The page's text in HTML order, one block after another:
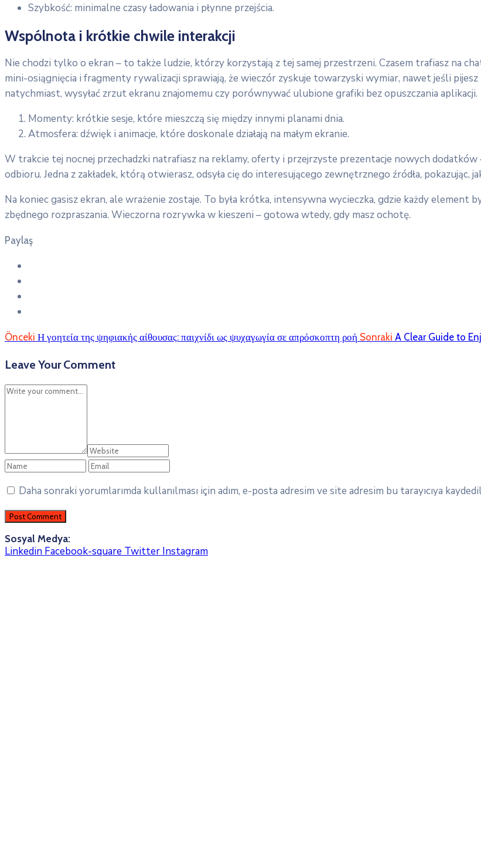
Szybkość: minimalne czasy ładowania i płynne przejścia.
Wspólnota i krótkie chwile interakcji
Nie chodzi tylko o ekran – to także ludzie, którzy korzystają z tej samej przestrzeni. Czasem trafiasz na
mini-osiągnięcia i fragmenty rywalizacji sprawiają, że wieczór zyskuje towarzyski wymiar, nawet jeśli
natychmiast, wysyłać zrzut ekranu znajomemu czy porównywać ulubione grafiki bez opuszczania aplikacji.
Momenty: krótkie sesje, które mieszczą się między innymi planami dnia.
Atmosfera: dźwięk i animacje, które doskonale działają na małym ekranie.
W trakcie tej nocnej przechadzki natrafiasz na reklamy, oferty i przejrzyste prezentacje nowych
odbioru. Jedna z zakładek, którą otwierasz, odsyła cię do interesującego zewnętrznego źródła,
Na koniec gasisz ekran, ale wrażenie zostaje. To była krótka, intensywna wycieczka, gdzie każdy
zbędnego rozpraszania. Wieczorna rozrywka w kieszeni – gotowa wtedy, gdy masz ochotę.
Paylaş
Önceki Η γοητεία της ψηφιακής αίθουσας: παιχνίδι ως ψυχαγωγία σε απρόσκοπτη ροή Sonraki A Clear Guide to
Leave Your Comment
Daha sonraki yorumlarımda kullanılması için adım, e-posta adresim ve site adresim bu tarayıcıya
Sosyal Medya:
Linkedin Facebook-square Twitter Instagram